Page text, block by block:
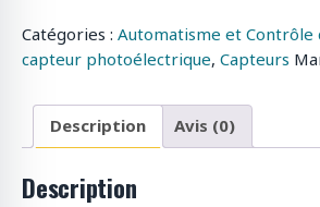
Catégories : Automatisme et Contrôle
capteur photoélectrique, Capteurs
Description Avis (0)
Description